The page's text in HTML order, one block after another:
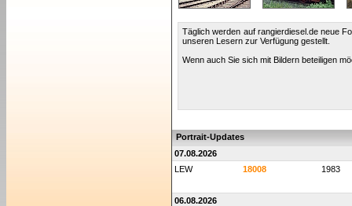
Täglich werden auf rangierdiesel.de neue
unseren Lesern zur Verfügung gestellt.
Wenn auch Sie sich mit Bildern beteiligen
Portrait-Updates
07.08.2026
LEW
18008 1983
06.08.2026